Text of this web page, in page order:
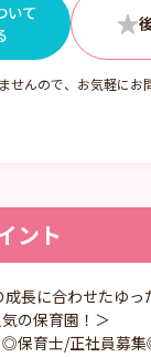
いて
せんので、お気軽にお
ント
長に合わせたゆっ
の保育園！＞
◎保育士/正社員募